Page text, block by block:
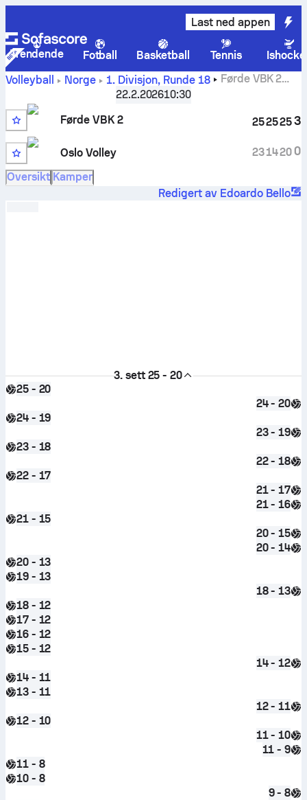
Last ned appen
Trendende Fotball Basketball Tennis
Volleyball
Norge 1. Divisjon, Runde 18
Førde VBK 2
mot Oslo Volley resultat, tidsplan, statistikk, historiske
resultater i gjensidige matcher og prognoser.
22.2.202610:30
Førde VBK 2
Oslo Volley
25
23
25
14
25
20
3
0
Oversikt Kamper
Redigert av Edoardo Bello
3. sett 25 - 20
25 - 20
24 - 20
24 - 19
23 - 19
23 - 18
22 - 18
22 - 17
21 - 17
21 - 16
21 - 15
20 - 15
20 - 14
20 - 13
19 - 13
18 - 13
18 - 12
17 - 12
16 - 12
15 - 12
14 - 12
14 - 11
13 - 11
12 - 11
12 - 10
11 - 10
11 - 9
11 - 8
10 - 8
9 - 8